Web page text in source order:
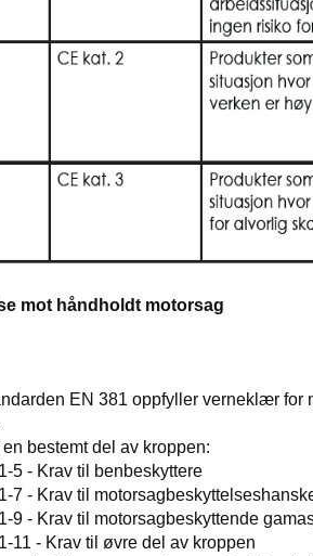
mot håndholdt motorsag
EN 381 oppfyller verneklær
bestemt del av kroppen:
til benbeskyttere
til
til motorsagbeskyttende
til øvre del av kroppen